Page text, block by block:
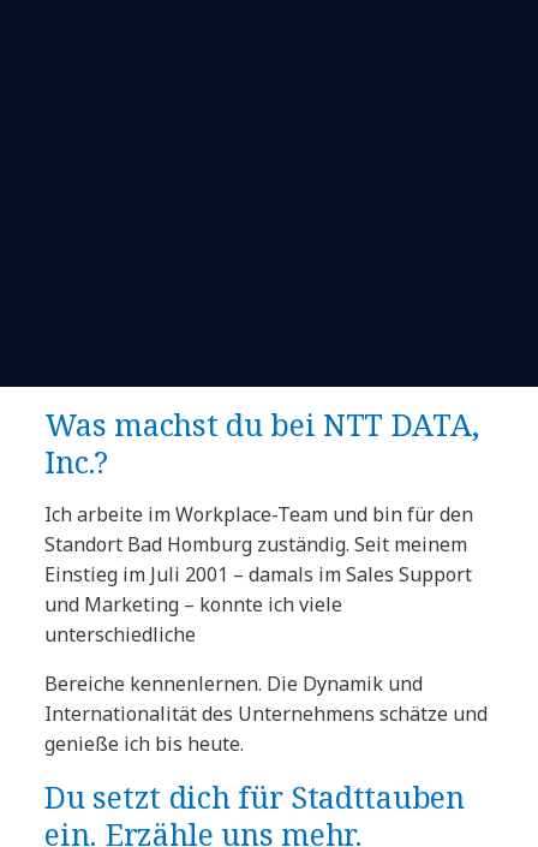
Was machst du bei NTT DATA,
Inc.?
Ich arbeite im Workplace-Team und bin für den
Standort Bad Homburg zuständig. Seit meinem
Einstieg im Juli 2001 – damals im Sales Support
und Marketing – konnte ich viele
unterschiedliche
Bereiche kennenlernen. Die Dynamik und
Internationalität des Unternehmens schätze und
genieße ich bis heute.
Du setzt dich für Stadttauben
ein. Erzähle uns mehr.